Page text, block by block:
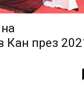
Кан през